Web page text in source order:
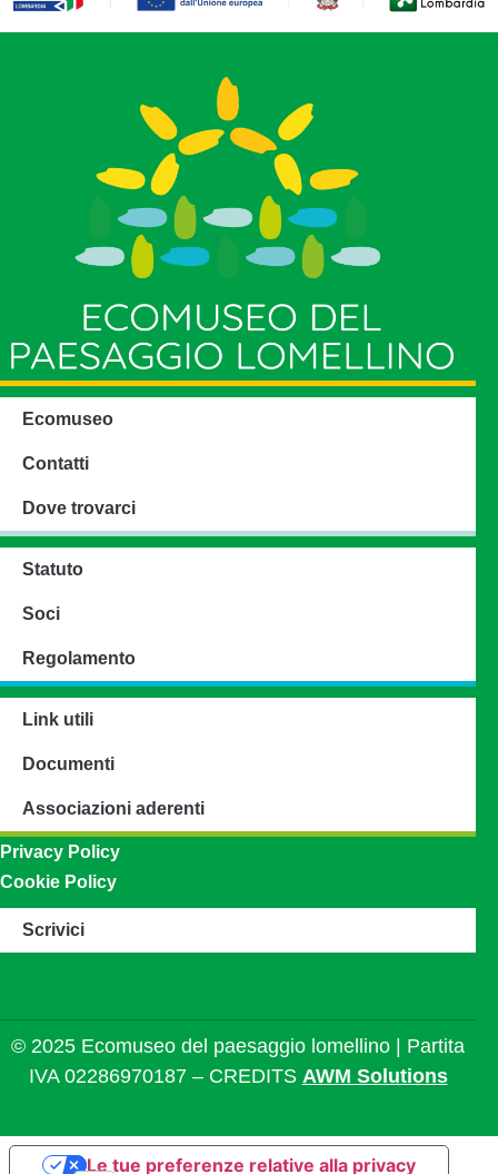
Ecomuseo
Contatti
Dove trovarci
Statuto
Soci
Regolamento
Link utili
Documenti
Associazioni aderenti
Privacy Policy
Cookie Policy
Scrivici
© 2025 Ecomuseo del paesaggio lomellino | Partita
IVA 02286970187 – CREDITS AWM Solutions
Le tue preferenze relative alla privacy